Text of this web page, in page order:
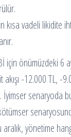
kısa vadeli likidite
için önümüzdeki 6
akışı -12.000 TL, -
senaryoda
yönetime